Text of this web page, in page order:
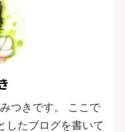
つきです。 ここで
したブログを書いて